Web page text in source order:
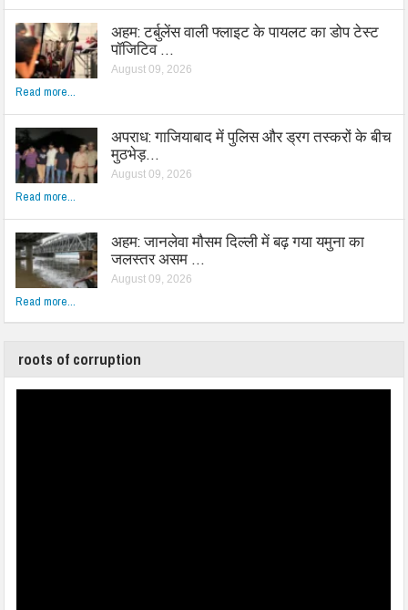
अहम: टर्बुलेंस वाली फ्लाइट के पायलट का डोप टेस्ट
पॉजिटिव …
August 09, 2026
Read more...
अपराध: गाजियाबाद में पुलिस और ड्रग तस्करों के बीच
मुठभेड़…
August 09, 2026
Read more...
अहम: जानलेवा मौसम दिल्ली में बढ़ गया यमुना का
जलस्तर असम …
August 09, 2026
Read more...
roots of corruption